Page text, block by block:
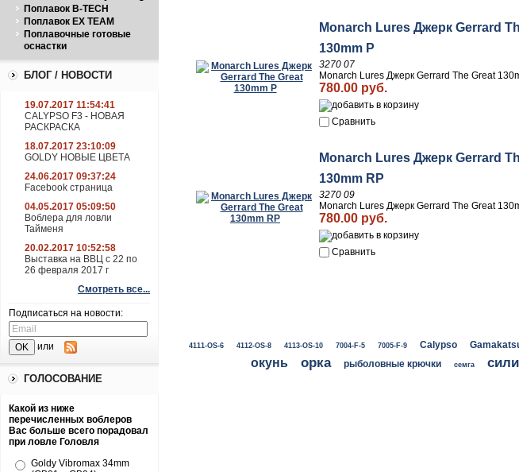
Поплавок B-TECH
Поплавок EX TEAM
Поплавочные готовые
оснастки
БЛОГ / НОВОСТИ
19.07.2017 11:54:41
CALYPSO F3 - НОВАЯ
РАСКРАСКА
18.07.2017 23:10:09
GOLDY НОВЫЕ ЦВЕТА
24.06.2017 09:37:24
Facebook страница
04.05.2017 05:09:50
Воблера для ловли
Тайменя
20.02.2017 10:52:58
Выставка на ВВЦ с 22 по
26 февраля 2017 г
Смотреть все...
Подписаться на новости:
или
ГОЛОСОВАНИЕ
Какой из ниже
перечисленных воблеров
Вас больше всего порадовал
при ловле Головля
Goldy Vibromax 34mm
Monarch Lures Джерк Gerrard
130mm P
3270 07
Monarch Lures Джерк Gerrard The Great
780.00 руб.
Сравнить
Monarch Lures Джерк Gerrard
130mm RP
3270 09
Monarch Lures Джерк Gerrard The Great
780.00 руб.
Сравнить
4111-OS-6 4112-OS-8 4113-OS-10 7004-F-5 7005-F-9 Calypso
окунь орка рыболовные крючки семга